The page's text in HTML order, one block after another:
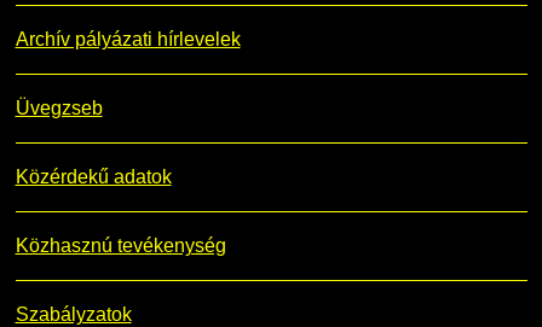
Archív pályázati hírlevelek
Üvegzseb
Közérdekű adatok
Közhasznú tevékenység
Szabályzatok